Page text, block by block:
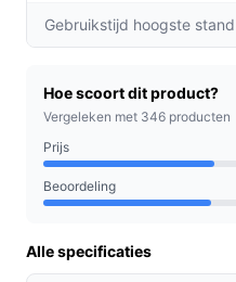
zelfs hardnekkig vuil
Deze stofzuiger is perfect
huisdiereigenaren en
effectieve en
schoonmaakoplossing.
Praktische
Gebruikstijd hoogste stand
Hoe scoort dit product?
Vergeleken met 346 producten
Prijs
Beoordeling
Alle specificaties